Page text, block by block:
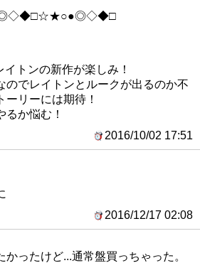
トンの新作が楽しみ！
のでレイトンとルークが出るのか不
リーには期待！
か悩む！
2016/10/02 17:51
2016/12/17 02:08
ったけど...通常盤買っちゃった。